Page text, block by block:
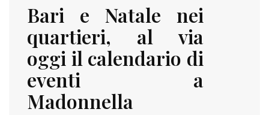
Bari e Natale nei
quartieri, al via
oggi il calendario di
eventi a
Madonnella